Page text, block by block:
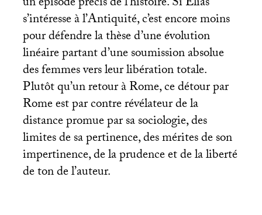
s’intéresse à l’Antiquité, c’est encore moins
pour défendre la thèse d’une évolution
linéaire partant d’une soumission absolue
des femmes vers leur libération totale.
Plutôt qu’un retour à Rome, ce détour par
Rome est par contre révélateur de la
distance promue par sa sociologie, des
limites de sa pertinence, des mérites de son
impertinence, de la prudence et de la liberté
de ton de l’auteur.